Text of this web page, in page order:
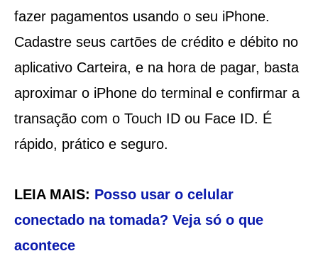
fazer pagamentos usando o seu iPhone.
Cadastre seus cartões de crédito e débito no
aplicativo Carteira, e na hora de pagar, basta
aproximar o iPhone do terminal e confirmar a
transação com o Touch ID ou Face ID. É
rápido, prático e seguro.
LEIA MAIS: Posso usar o celular
conectado na tomada? Veja só o que
acontece